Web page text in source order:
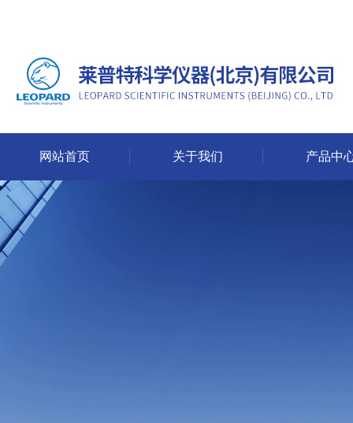
网站首页 关于我们 产品中